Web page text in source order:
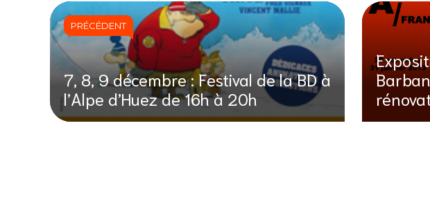
PRÉCÉDENT
7, 8, 9 décembre : Festival de la BD à
l’Alpe d’Huez de 16h à 20h